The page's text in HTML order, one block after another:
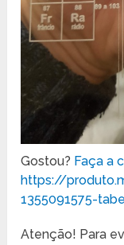
Gostou? Faça a
https://
1355091575-
Atenção! Para